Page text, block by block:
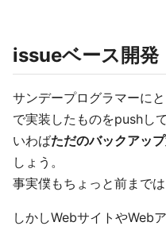
issueベース開発
サンデープログラマーに
で実装したものをpushし
いわばただのバックアッ
しょう。
事実僕もちょっと前までは
しかしWebサイトやWeb